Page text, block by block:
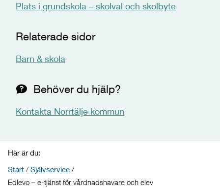
Plats i grundskola – skolval och skolbyte
Relaterade sidor
Barn & skola
Behöver du hjälp?
Kontakta Norrtälje kommun
Här är du:
Start / Självservice /
Edlevo – e-tjänst för vårdnadshavare och elev